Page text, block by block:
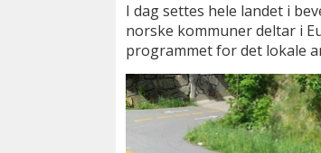
I dag settes hele landet i
norske kommuner deltar i
programmet for det lokale